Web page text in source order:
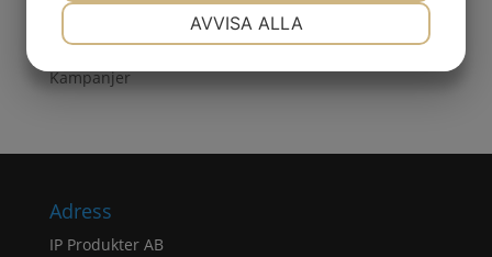
Truck & Fordon
Tryckluft & El
Kampanjer
Adress
IP Produkter AB
MARKNADSFÖRING
AVVISA ALLA